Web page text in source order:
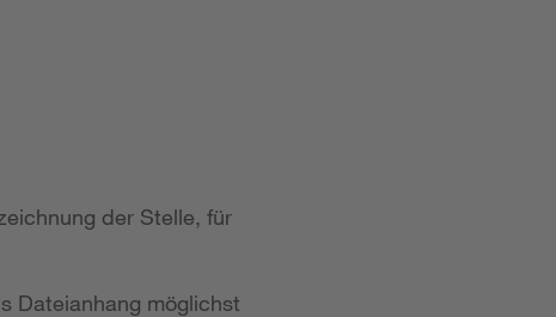
der Stelle, für
Dateianhang möglichst